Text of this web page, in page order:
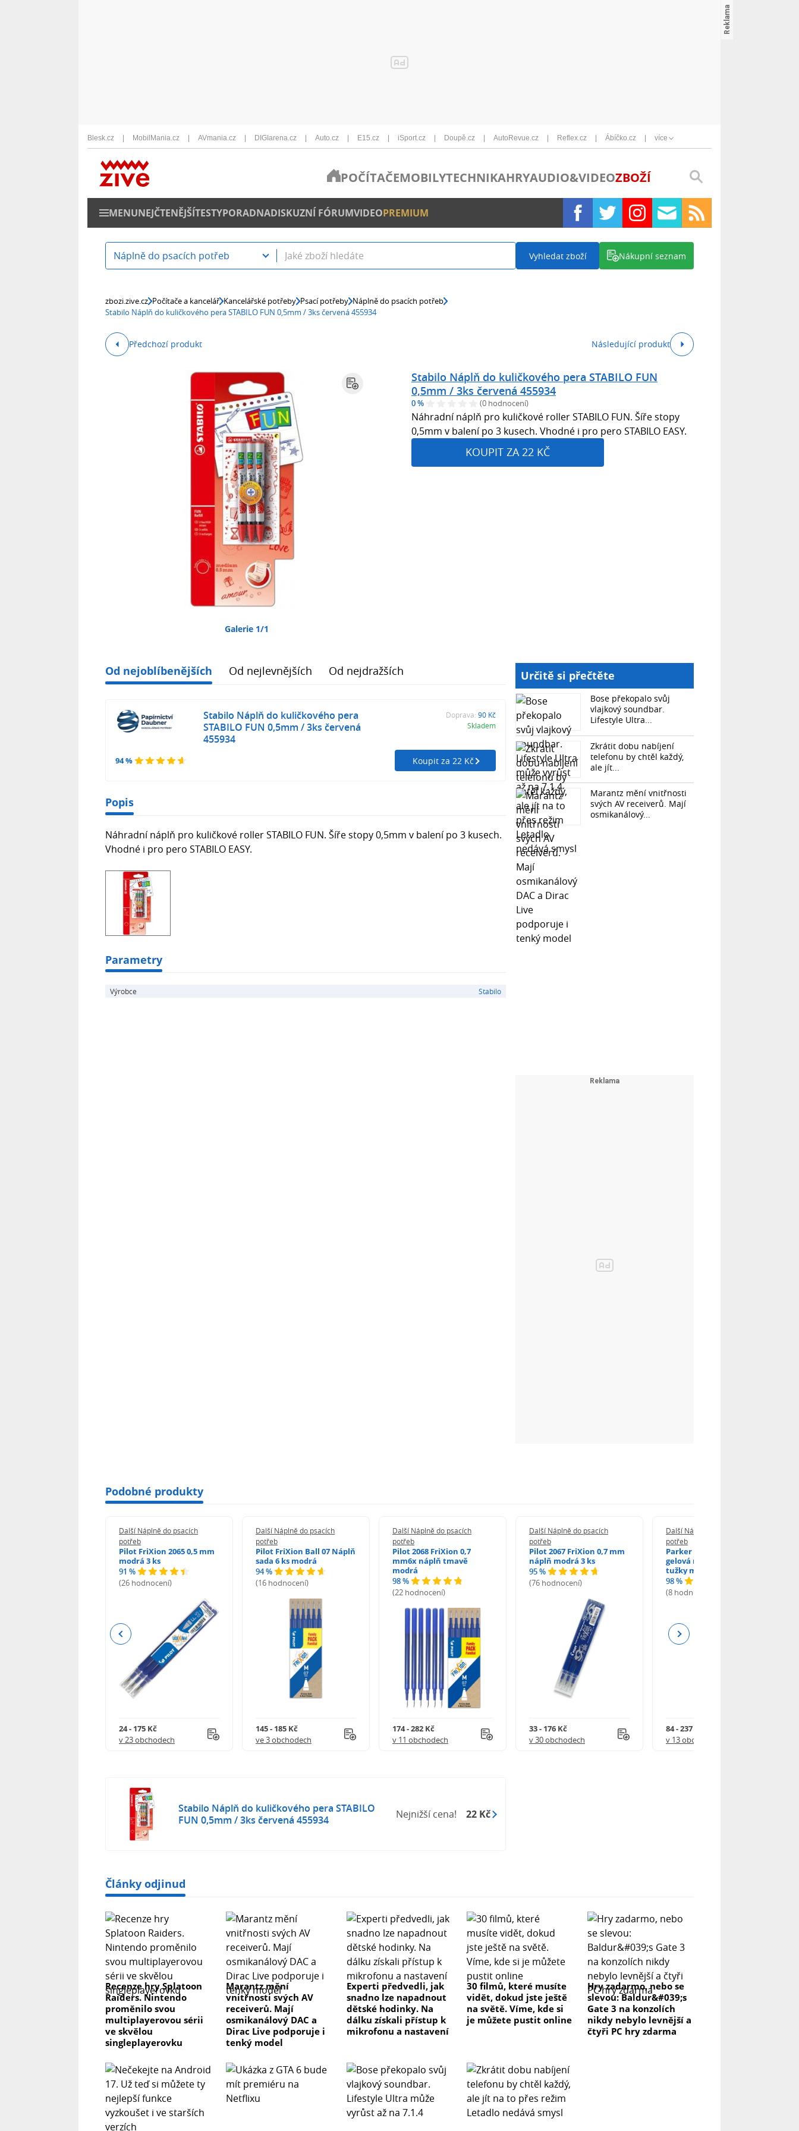
Blesk.cz MobilMania.cz AVmania.cz DIGIarena.cz Auto.cz E15.cz iSport.cz Doupě.cz AutoRevue.cz Reflex.cz Ábíčko.cz více
POČÍTAČEMOBILYTECHNIKAHRYAUDIO&VIDEOZBOŽÍ
MENUNEJČTENĚJŠÍTESTYPORADNADISKUZNÍ FÓRUMVIDEOPREMIUM
Náplně do psacích potřeb Vyhledat zboží Nákupní seznam
zbozi.zive.cz Počítače a kancelář Kancelářské potřeby Psací potřeby Náplně do psacích potřeb
Stabilo Náplň do kuličkového pera STABILO FUN 0,5mm / 3ks červená 455934
Předchozí produkt Následující produkt
Galerie 1/1
Stabilo Náplň do kuličkového pera STABILO FUN
0,5mm / 3ks červená 455934
0 % (0 hodnocení)
Náhradní náplň pro kuličkové roller STABILO FUN. Šíře stopy
0,5mm v balení po 3 kusech. Vhodné i pro pero STABILO EASY.
KOUPIT ZA 22 KČ
Od nejoblíbenějších Od nejlevnějších Od nejdražších
94 %
Stabilo Náplň do kuličkového pera
STABILO FUN 0,5mm / 3ks červená
455934
Doprava: 90 Kč
Skladem
Koupit za 22 Kč
Popis
Náhradní náplň pro kuličkové roller STABILO FUN. Šíře stopy 0,5mm v balení po 3 kusech.
Vhodné i pro pero STABILO EASY.
Parametry
Výrobce Stabilo
Určitě si přečtěte
Bose překopalo svůj
vlajkový soundbar.
Lifestyle Ultra...
Zkrátit dobu nabíjení
telefonu by chtěl každý,
ale jít...
Marantz mění vnitřnosti
svých AV receiverů. Mají
osmikanálový...
Podobné produkty
Další Náplně do psacích
potřeb
Pilot FriXion 2065 0,5 mm
modrá 3 ks
91 %
(26 hodnocení)
24 - 175 Kč
v 23 obchodech
Další Náplně do psacích
potřeb
Pilot FriXion Ball 07 Náplň
sada 6 ks modrá
94 %
(16 hodnocení)
145 - 185 Kč
ve 3 obchodech
Další Náplně do psacích
potřeb
Pilot 2068 FriXion 0,7
mm6x náplň tmavě
modrá
98 %
(22 hodnocení)
174 - 282 Kč
v 11 obchodech
Další Náplně do psacích
potřeb
Pilot 2067 FriXion 0,7 mm
náplň modrá 3 ks
95 %
(76 hodnocení)
33 - 176 Kč
v 30 obchodech
Další Náplně do psacích
potřeb
Parker 1502/0250346
gelová náplň do kuličkové
tužky modrá
98 %
(8 hodnocení)
84 - 237 Kč
v 13 obchodech
Previous Next
Stabilo Náplň do kuličkového pera STABILO
FUN 0,5mm / 3ks červená 455934
Nejnižší cena! 22 Kč
Články odjinud
Recenze hry Splatoon
Raiders. Nintendo
proměnilo svou
multiplayerovou sérii
ve skvělou
singleplayerovku
Marantz mění
vnitřnosti svých AV
receiverů. Mají
osmikanálový DAC a
Dirac Live podporuje i
tenký model
Experti předvedli, jak
snadno lze napadnout
dětské hodinky. Na
dálku získali přístup k
mikrofonu a nastavení
30 filmů, které musíte
vidět, dokud jste ještě
na světě. Víme, kde si
je můžete pustit online
Hry zadarmo, nebo se
slevou: Baldur&#039;s
Gate 3 na konzolích
nikdy nebylo levnější a
čtyři PC hry zdarma